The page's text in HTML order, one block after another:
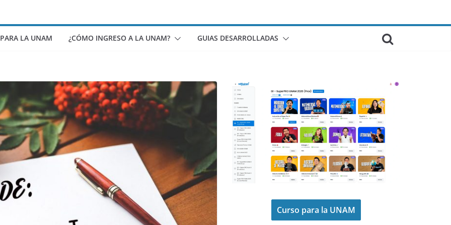
LA UNAM ¿CÓMO INGRESO A LA UNAM? GUIAS DESARROLLADAS
Curso para la UNAM